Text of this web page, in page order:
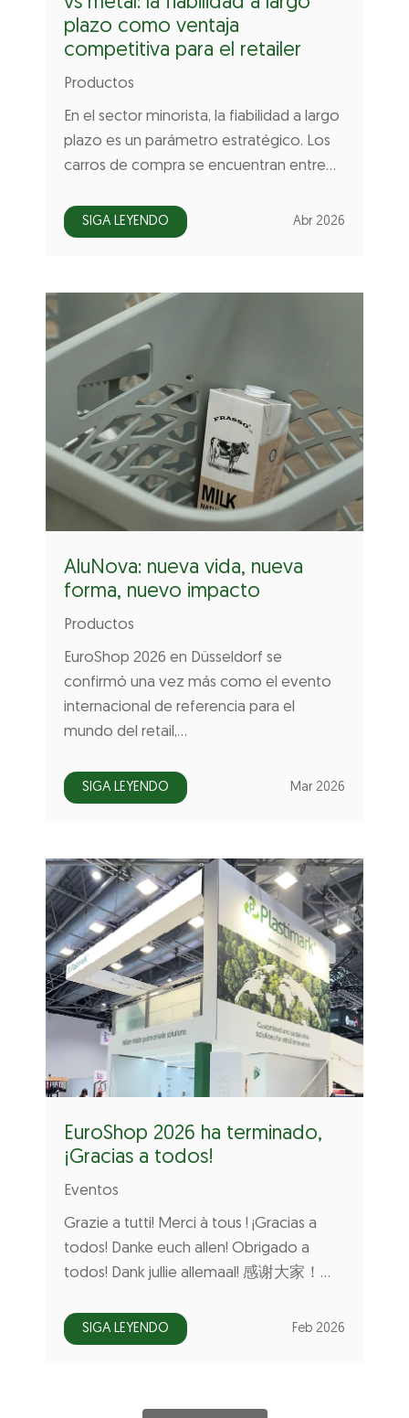
plazo como ventaja
competitiva para el retailer
Productos
En el sector minorista, la fiabilidad a largo
plazo es un parámetro estratégico. Los
carros de compra se encuentran entre…
SIGA LEYENDO Abr 2026
AluNova: nueva vida, nueva
forma, nuevo impacto
Productos
EuroShop 2026 en Düsseldorf se
confirmó una vez más como el evento
internacional de referencia para el
mundo del retail,…
SIGA LEYENDO Mar 2026
EuroShop 2026 ha terminado,
¡Gracias a todos!
Eventos
Grazie a tutti! Merci à tous ! ¡Gracias a
todos! Danke euch allen! Obrigado a
todos! Dank jullie allemaal! 感谢大家！…
SIGA LEYENDO Feb 2026